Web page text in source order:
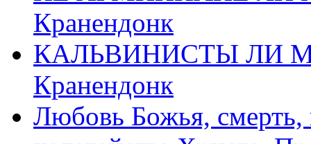
Кранендонк
КАЛЬВИНИСТЫ ЛИ
Кранендонк
Любовь Божья, смерть,